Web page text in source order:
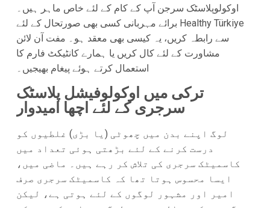
اوکولوپلاسٹک سرجن آپ کے کام کے لئے خاص ماہر ہیں۔
برائے مہربانی کسی بھی صورتحال کے لئے Healthy Türkiye
سے رابطہ کریں، یہ کیسی بھی معقد ہو۔ مفت آن لائن
مشاورت کے لئے کال کریں یا ہمارے کانٹیکٹ فارم کا
استعمال کرتے ہوئے پیغام بھیجیں۔
ترکی میں اوکولوفیشل پلاسٹک
سرجری کے لئے اچھا امیدوار
لوگ اپنے بدن میں چھوٹی (یا بڑی) غلطیوں کو
درست کرنے کے لئے بڑھتی ہوئی تعداد میں
کاسمیٹک سرجری کی تلاش کر رہے ہیں۔ ماضی میں،
ایسا محسوس ہوتا تھا کہ کاسمیٹک سرجری صرف
امیر اور مشہور لوگوں کے لئے ہوتی ہے، لیکن